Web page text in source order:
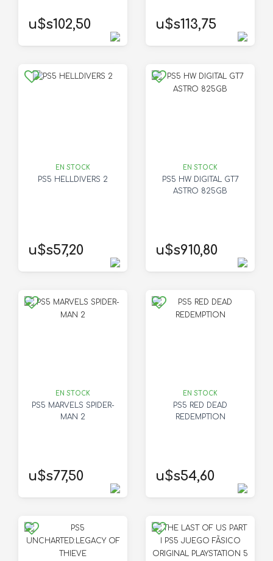
u$s102,50 u$s113,75
EN STOCK
PS5 HELLDIVERS 2
u$s57,20
EN STOCK
PS5 HW DIGITAL GT7
ASTRO 825GB
u$s910,80
EN STOCK
PS5 MARVELS SPIDER-
MAN 2
u$s77,50
EN STOCK
PS5 RED DEAD
REDEMPTION
u$s54,60